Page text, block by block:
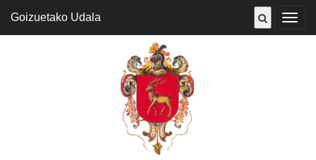
Abrir
menú
Goizuetako Udala